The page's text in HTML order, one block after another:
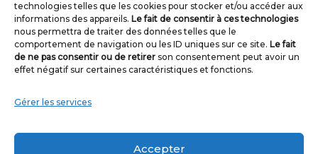
technologies telles que les cookies pour stocker et/ou accéder aux
informations des appareils. Le fait de consentir à ces technologies
nous permettra de traiter des données telles que le
comportement de navigation ou les ID uniques sur ce site. Le fait
de ne pas consentir ou de retirer son consentement peut avoir un
effet négatif sur certaines caractéristiques et fonctions.
Gérer les services
Accepter
S'inscrire